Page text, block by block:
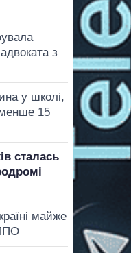
з
у школі,
15
сталась
майже